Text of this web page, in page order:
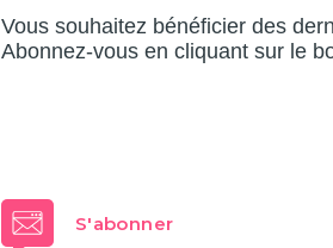
Vous souhaitez bénéficier des
Abonnez-vous en cliquant sur le
S'abonner